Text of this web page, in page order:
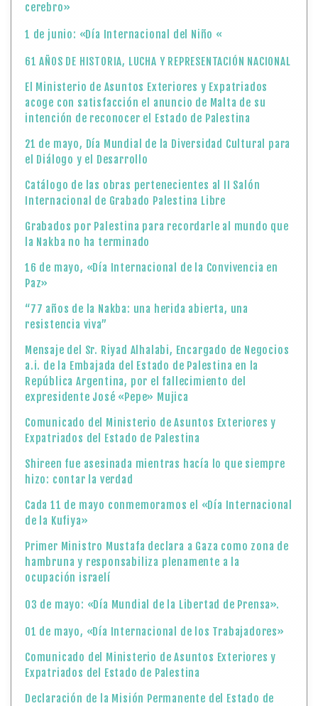
cerebro»
1 de junio: «Día Internacional del Niño «
61 AÑOS DE HISTORIA, LUCHA Y REPRESENTACIÓN NACIONAL
El Ministerio de Asuntos Exteriores y Expatriados
acoge con satisfacción el anuncio de Malta de su
intención de reconocer el Estado de Palestina
21 de mayo, Día Mundial de la Diversidad Cultural para
el Diálogo y el Desarrollo
Catálogo de las obras pertenecientes al II Salón
Internacional de Grabado Palestina Libre
Grabados por Palestina para recordarle al mundo que
la Nakba no ha terminado
16 de mayo, «Día Internacional de la Convivencia en
Paz»
“77 años de la Nakba: una herida abierta, una
resistencia viva”
Mensaje del Sr. Riyad Alhalabi, Encargado de Negocios
a.i. de la Embajada del Estado de Palestina en la
República Argentina, por el fallecimiento del
expresidente José «Pepe» Mujica
Comunicado del Ministerio de Asuntos Exteriores y
Expatriados del Estado de Palestina
Shireen fue asesinada mientras hacía lo que siempre
hizo: contar la verdad
Cada 11 de mayo conmemoramos el «Día Internacional
de la Kufiya»
Primer Ministro Mustafa declara a Gaza como zona de
hambruna y responsabiliza plenamente a la
ocupación israelí
03 de mayo: «Día Mundial de la Libertad de Prensa».
01 de mayo, «Día Internacional de los Trabajadores»
Comunicado del Ministerio de Asuntos Exteriores y
Expatriados del Estado de Palestina
Declaración de la Misión Permanente del Estado de